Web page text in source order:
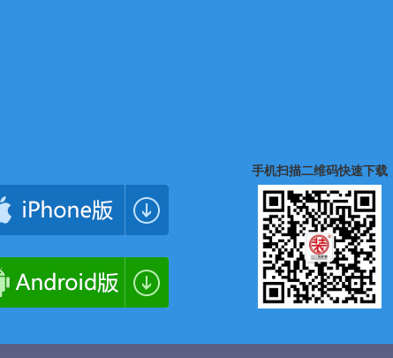
手机扫描二维码快速下载